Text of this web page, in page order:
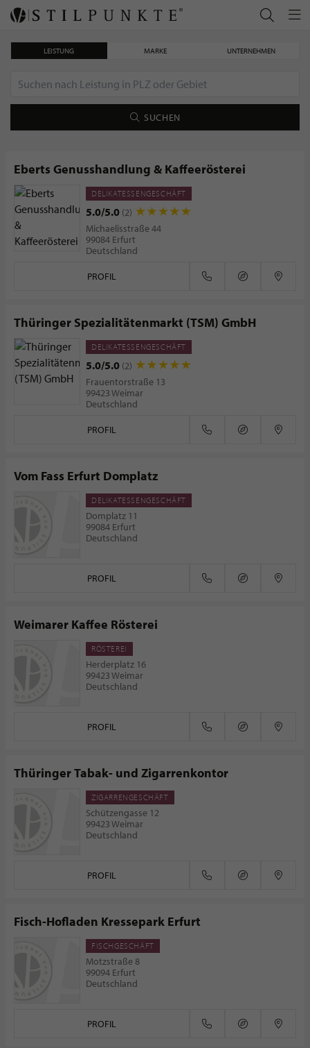
Weißer Kaviar – Die exklusivste Delikatesse der Welt
LEISTUNG MARKE UNTERNEHMEN
SUCHEN
Eberts Genusshandlung & Kaffeerösterei
DELIKATESSENGESCHÄFT
5.0/5.0 (2)
Michaelisstraße 44
99084 Erfurt
Deutschland
PROFIL
Thüringer Spezialitätenmarkt (TSM) GmbH
DELIKATESSENGESCHÄFT
5.0/5.0 (2)
Frauentorstraße 13
99423 Weimar
Deutschland
PROFIL
Vom Fass Erfurt Domplatz
DELIKATESSENGESCHÄFT
Domplatz 11
99084 Erfurt
Deutschland
PROFIL
Weimarer Kaffee Rösterei
RÖSTEREI
Herderplatz 16
99423 Weimar
Deutschland
PROFIL
Thüringer Tabak- und Zigarrenkontor
ZIGARRENGESCHÄFT
Schützengasse 12
99423 Weimar
Deutschland
PROFIL
Fisch-Hofladen Kressepark Erfurt
FISCHGESCHÄFT
Motzstraße 8
99094 Erfurt
Deutschland
PROFIL